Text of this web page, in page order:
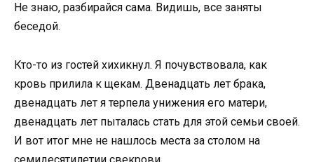
Не знаю, разбирайся сама. Видишь, все заняты
беседой.
Кто-то из гостей хихикнул. Я почувствовала, как
кровь прилила к щекам. Двенадцать лет брака,
двенадцать лет я терпела унижения его матери,
двенадцать лет пыталась стать для этой семьи своей.
И вот итог мне не нашлось места за столом на
семидесятилетии свекрови.